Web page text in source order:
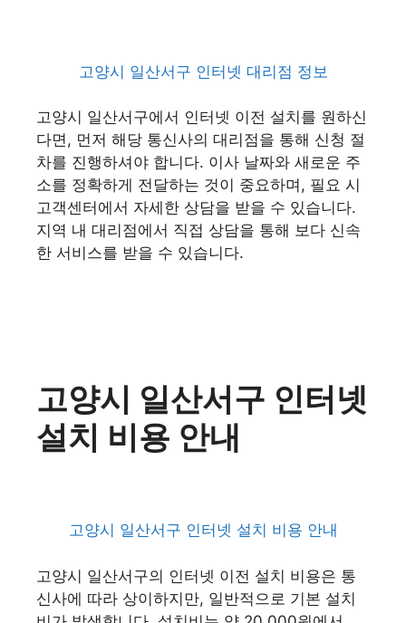
고양시 일산서구 인터넷 대리점 정보
고양시 일산서구에서 인터넷 이전 설치를 원하신
다면, 먼저 해당 통신사의 대리점을 통해 신청 절
차를 진행하셔야 합니다. 이사 날짜와 새로운 주
소를 정확하게 전달하는 것이 중요하며, 필요 시
고객센터에서 자세한 상담을 받을 수 있습니다.
지역 내 대리점에서 직접 상담을 통해 보다 신속
한 서비스를 받을 수 있습니다.
고양시 일산서구 인터넷
설치 비용 안내
고양시 일산서구 인터넷 설치 비용 안내
고양시 일산서구의 인터넷 이전 설치 비용은 통
신사에 따라 상이하지만, 일반적으로 기본 설치